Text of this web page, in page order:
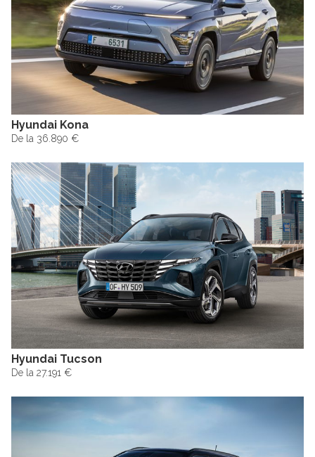
Hyundai Kona
De la 36.890 €
Hyundai Tucson
De la 27.191 €